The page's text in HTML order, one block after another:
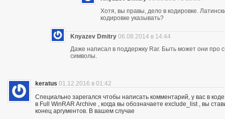
Хотя, вы правы, дело в кодировке.
кодировке указывать?
Knyazev Dmitry 06.08.2014 в 14:44
Даже написал в поддержку Rar. Быть может они про
символы.
keratus 01.12.2016 в 01:42
Специально зарегался чтобы написать комментарий, у вас в
в Full WinRAR Archive , когда вы обозначаете exclude_list , вы
конец аргументов. В вашем случае